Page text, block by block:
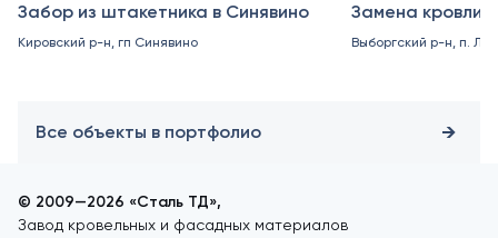
Забор из штакетника в Синявино
Кировский р-н, гп Синявино
Замена кровли
Выборгский р-н, п.
Все объекты в портфолио
© 2009—2026 «Сталь ТД»,
Завод кровельных и фасадных материалов